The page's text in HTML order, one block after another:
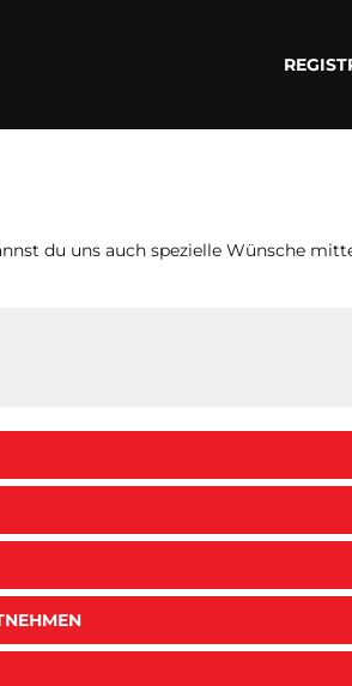
du uns auch spezielle Wünsche